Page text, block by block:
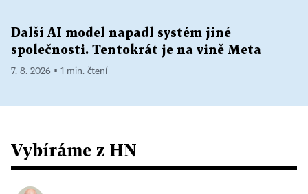
Další AI model napadl systém jiné
společnosti. Tentokrát je na vině Meta
7. 8. 2026 ▪ 1 min. čtení
Vybíráme z HN